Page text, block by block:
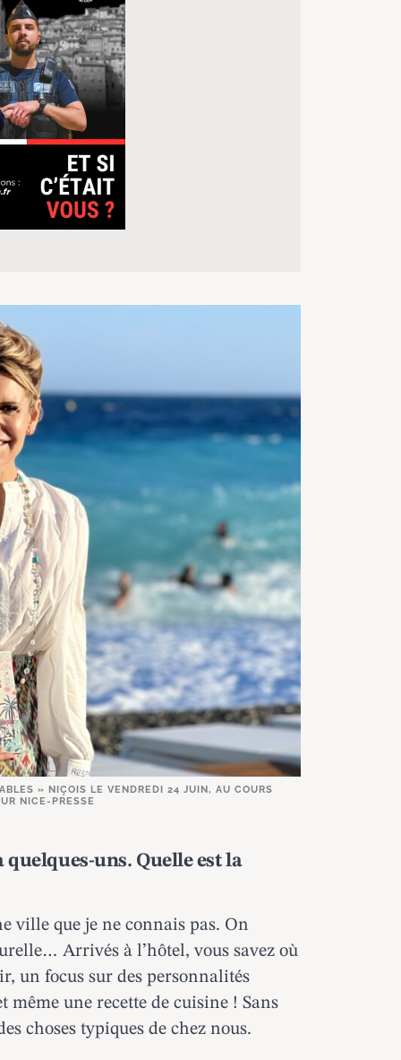
» NIÇOIS LE VENDREDI 24 JUIN, AU COURS
NICE-PRESSE
quelques-uns. Quelle est la
ville que je ne connais pas. On
Arrivés à l’hôtel, vous savez où
un focus sur des personnalités
même une recette de cuisine ! Sans
choses typiques de chez nous.